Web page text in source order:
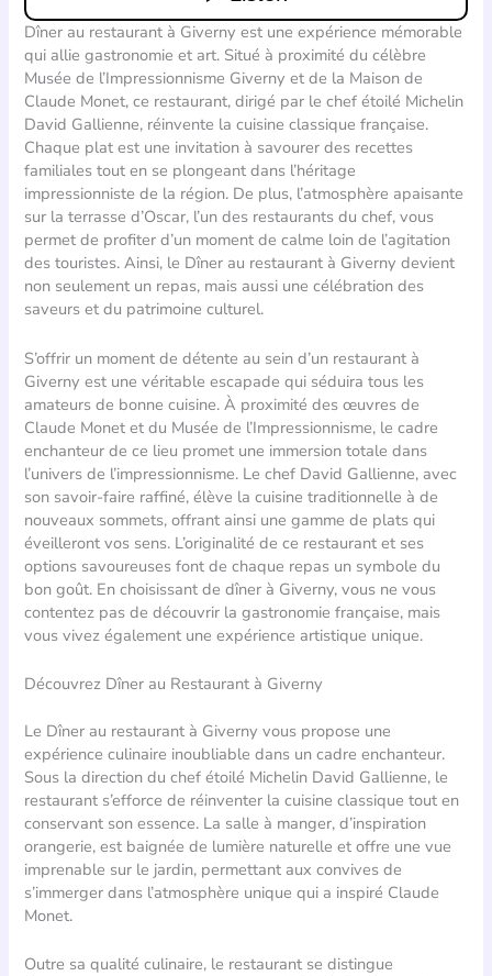
Dîner au restaurant à Giverny est une expérience mémorable
qui allie gastronomie et art. Situé à proximité du célèbre
Musée de l’Impressionnisme Giverny et de la Maison de
Claude Monet, ce restaurant, dirigé par le chef étoilé Michelin
David Gallienne, réinvente la cuisine classique française.
Chaque plat est une invitation à savourer des recettes
familiales tout en se plongeant dans l’héritage
impressionniste de la région. De plus, l’atmosphère apaisante
sur la terrasse d’Oscar, l’un des restaurants du chef, vous
permet de profiter d’un moment de calme loin de l’agitation
des touristes. Ainsi, le Dîner au restaurant à Giverny devient
non seulement un repas, mais aussi une célébration des
saveurs et du patrimoine culturel.
S’offrir un moment de détente au sein d’un restaurant à
Giverny est une véritable escapade qui séduira tous les
amateurs de bonne cuisine. À proximité des œuvres de
Claude Monet et du Musée de l’Impressionnisme, le cadre
enchanteur de ce lieu promet une immersion totale dans
l’univers de l’impressionnisme. Le chef David Gallienne, avec
son savoir-faire raffiné, élève la cuisine traditionnelle à de
nouveaux sommets, offrant ainsi une gamme de plats qui
éveilleront vos sens. L’originalité de ce restaurant et ses
options savoureuses font de chaque repas un symbole du
bon goût. En choisissant de dîner à Giverny, vous ne vous
contentez pas de découvrir la gastronomie française, mais
vous vivez également une expérience artistique unique.
Découvrez Dîner au Restaurant à Giverny
Le Dîner au restaurant à Giverny vous propose une
expérience culinaire inoubliable dans un cadre enchanteur.
Sous la direction du chef étoilé Michelin David Gallienne, le
restaurant s’efforce de réinventer la cuisine classique tout en
conservant son essence. La salle à manger, d’inspiration
orangerie, est baignée de lumière naturelle et offre une vue
imprenable sur le jardin, permettant aux convives de
s’immerger dans l’atmosphère unique qui a inspiré Claude
Monet.
Outre sa qualité culinaire, le restaurant se distingue